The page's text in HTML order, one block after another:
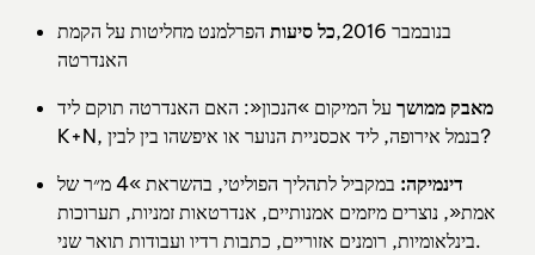
בנובמבר 2016,
כל סיעות הפרלמנט מחליטות על הקמת
האנדרטה
מאבק ממושך על המיקום »הנכון«: האם האנדרטה תוקם ליד
K+N, בנמל אירופה, ליד אכסניית הנוער או איפשהו בין לבין?
דינמיקה:
במקביל לתהליך הפוליטי, בהשראת »4 מ״ר של
אמת«, נוצרים מיזמים אמנותיים, אנדרטאות זמניות, תערוכות
בינלאומיות, רומנים אזוריים, כתבות רדיו ועבודות תואר שני.